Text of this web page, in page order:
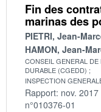
Fin des
marinas des
PIETRI, Jean-
HAMON, Jean-
CONSEIL GENERAL
DURABLE (CGEDD)
INSPECTION
Rapport: nov. 2017
n°010376-01